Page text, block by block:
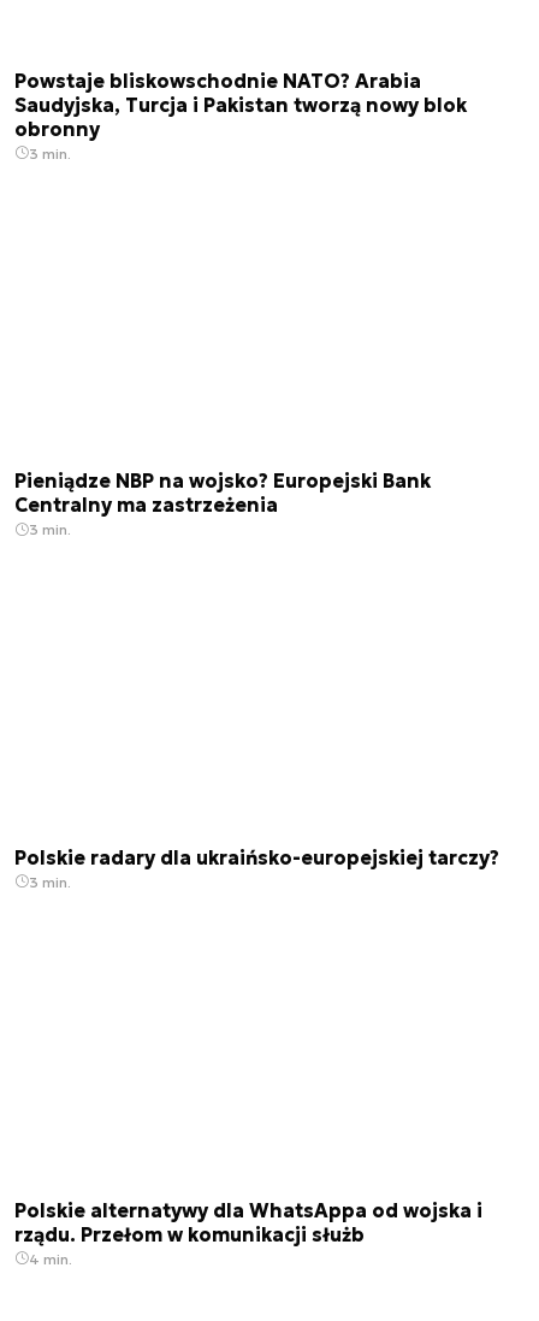
Powstaje bliskowschodnie NATO? Arabia
Saudyjska, Turcja i Pakistan tworzą nowy blok
obronny
3 min.
Pieniądze NBP na wojsko? Europejski Bank
Centralny ma zastrzeżenia
3 min.
Polskie radary dla ukraińsko-europejskiej tarczy?
3 min.
Polskie alternatywy dla WhatsAppa od wojska i
rządu. Przełom w komunikacji służb
4 min.